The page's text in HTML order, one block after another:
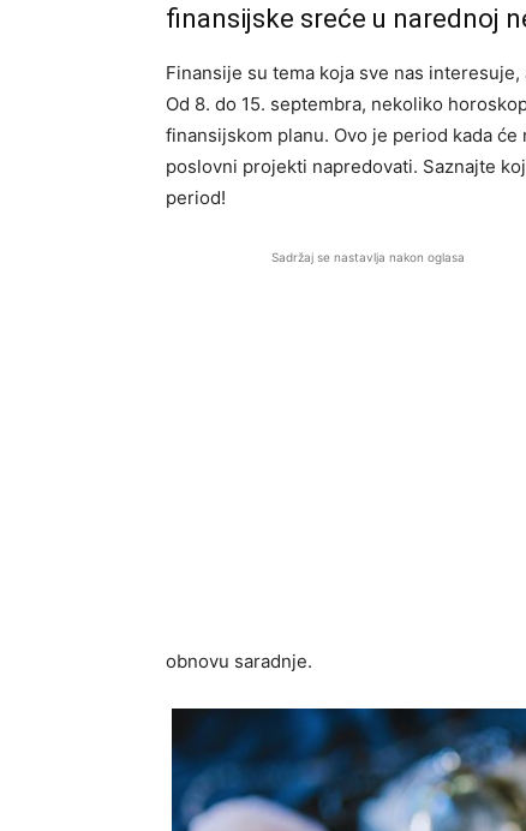
finansijske sreće u narednoj
Finansije su tema koja sve nas
Od 8. do 15. septembra, nekoliko
finansijskom planu. Ovo je period kada
poslovni projekti napredovati. Saznajte
period!
Sadržaj se nastavlja nakon oglasa
obnovu saradnje.